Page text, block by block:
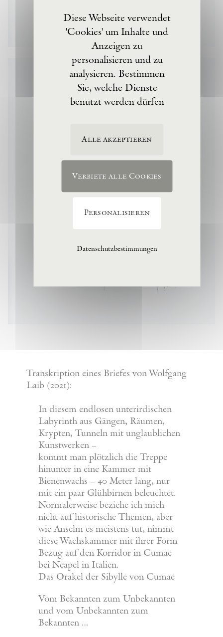
Transkription eines Briefes von Wolfgang
Laib (2021):
In diesem endlosen unterirdischen
Labyrinth aus Gängen, Räumen,
Krypten, Tunneln mit unglaublichen
Kunstwerken –
kommt man plötzlich die Treppe
hinunter in eine Kammer mit
Bienenwachs – 40 Meter lang, nur
mit ein paar Glühbirnen beleuchtet.
Normalerweise beziehe ich mich
nicht auf historische Themen, aber
wie Anselm es meistens tut, nimmt
diese Wachskammer mit ihrer Form
Bezug auf den Korridor in Cumae
bei Neapel in Italien.
Das Orakel der Sibylle von Cumae
Vom Bekannten zum Unbekannten
und vom Unbekannten zum
Bekannten …
Diese Webseite verwendet
'Cookies' um Inhalte und
Anzeigen zu
personalisieren und zu
analysieren. Bestimmen
Sie, welche Dienste
benutzt werden dürfen
Alle akzeptieren
Verbiete alle Cookies
Personalisieren
Datenschutzbestimmungen